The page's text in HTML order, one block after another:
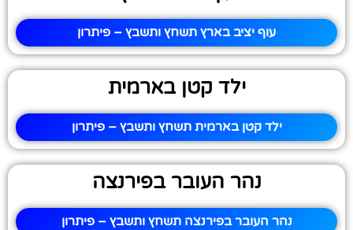
עוף יציב בארץ תשחץ ותשבץ – פיתרון
ילד קטן בארמית
ילד קטן בארמית תשחץ ותשבץ – פיתרון
נהר העובר בפירנצה
נהר העובר בפירנצה תשחץ ותשבץ – פיתרון